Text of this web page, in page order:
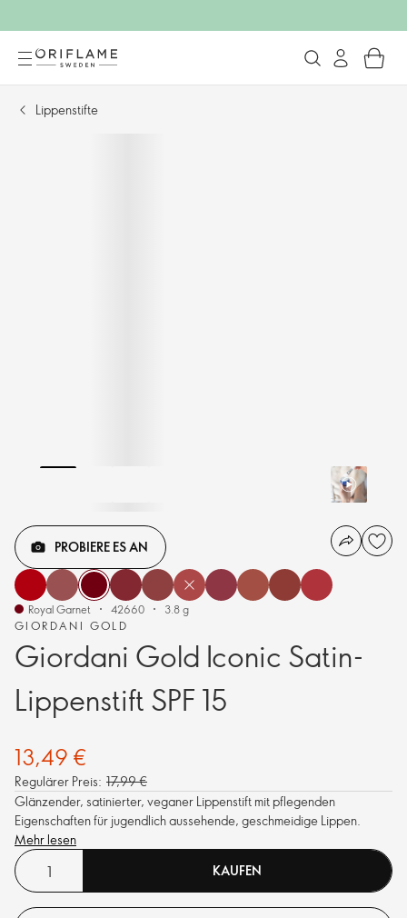
Lippenstifte
GIORDANI GOLD
Giordani Gold Iconic Satin-
Lippenstift SPF 15
PROBIERE ES AN
Royal Garnet 42660 3.8 g
13,49 €
Regulärer Preis: 17,99 €
Glänzender, satinierter, veganer Lippenstift mit pflegenden
Eigenschaften für jugendlich aussehende, geschmeidige Lippen.
Mehr lesen
KAUFEN